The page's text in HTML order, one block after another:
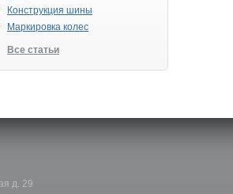
Конструкция шины
Маркировка колес
Все статьи
д. 29